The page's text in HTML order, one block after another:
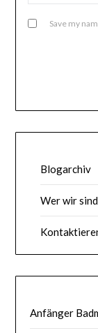
Save my
Blogarchiv
Wer wir sind
Anfänger